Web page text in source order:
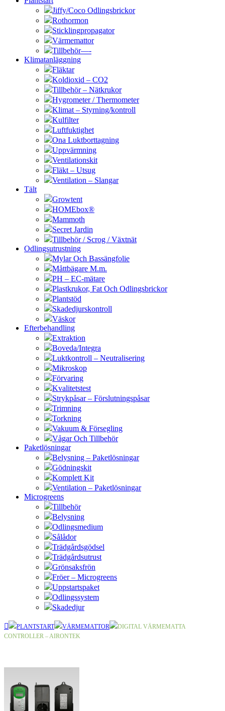
Jiffy/Coco Odlingsbrickor
Rothormon
Sticklingpropagator
Värmemattor
Tillbehör—-
Klimatanläggning
Fläktar
Koldioxid – CO2
Tillbehör – Nätkrukor
Hygrometer / Thermometer
Klimat – Styrning/kontroll
Kulfilter
Luftfuktighet
Ona Luktborttagning
Uppvärmning
Ventilationskit
Fläkt – Utsug
Ventilation – Slangar
Tält
Growtent
HOMEbox®
Mammoth
Secret Jardin
Tillbehör / Scrog / Växtnät
Odlingsutrustning
Mylar Och Bassängfolie
Måttbägare M.m.
PH – EC-mätare
Plastkrukor, Fat Och Odlingsbrickor
Plantstöd
Skadedjurskontroll
Väskor
Efterbehandling
Extraktion
Boveda/Integra
Luktkontroll – Neutralisering
Mikroskop
Förvaring
Kvalitetstest
Strykpåsar – Förslutningspåsar
Trimning
Torkning
Vakuum & Försegling
Vågar Och Tillbehör
Paketlösningar
Belysning – Paketlösningar
Gödningskit
Komplett Kit
Ventilation – Paketlösningar
Microgreens
Tillbehör
Belysning
Odlingsmedium
Sålådor
Trädgårdsgödsel
Trädgårdsutrust
Grönsaksfrön
Fröer – Microgreens
Uppstartspaket
Odlingssystem
Skadedjur
PLANTSTART VÄRMEMATTOR
DIGITAL VÄRMEMATTA
CONTROLLER – AIRONTEK